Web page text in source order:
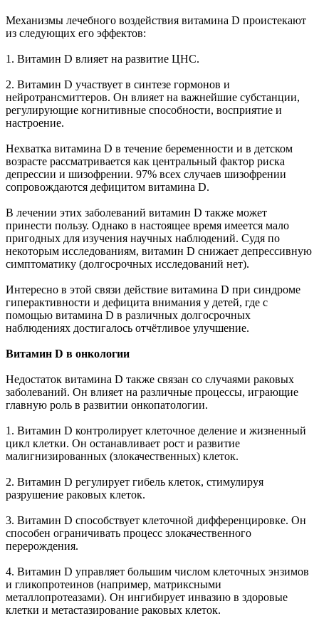
Механизмы лечебного воздействия витамина D проистекают
из следующих его эффектов:
1. Витамин D влияет на развитие ЦНС.
2. Витамин D участвует в синтезе гормонов и
нейротрансмиттеров. Он влияет на важнейшие субстанции,
регулирующие когнитивные способности, восприятие и
настроение.
Нехватка витамина D в течение беременности и в детском
возрасте рассматривается как центральный фактор риска
депрессии и шизофрении. 97% всех случаев шизофрении
сопровождаются дефицитом витамина D.
В лечении этих заболеваний витамин D также может
принести пользу. Однако в настоящее время имеется мало
пригодных для изучения научных наблюдений. Судя по
некоторым исследованиям, витамин D снижает депрессивную
симптоматику (долгосрочных исследований нет).
Интересно в этой связи действие витамина D при синдроме
гиперактивности и дефицита внимания у детей, где с
помощью витамина D в различных долгосрочных
наблюдениях достигалось отчётливое улучшение.
Витамин D в онкологии
Недостаток витамина D также связан со случаями раковых
заболеваний. Он влияет на различные процессы, играющие
главную роль в развитии онкопатологии.
1. Витамин D контролирует клеточное деление и жизненный
цикл клетки. Он останавливает рост и развитие
малигнизированных (злокачественных) клеток.
2. Витамин D регулирует гибель клеток, стимулируя
разрушение раковых клеток.
3. Витамин D способствует клеточной дифференцировке. Он
способен ограничивать процесс злокачественного
перерождения.
4. Витамин D управляет большим числом клеточных энзимов
и гликопротеинов (например, матриксными
металлопротеазами). Он ингибирует инвазию в здоровые
клетки и метастазирование раковых клеток.